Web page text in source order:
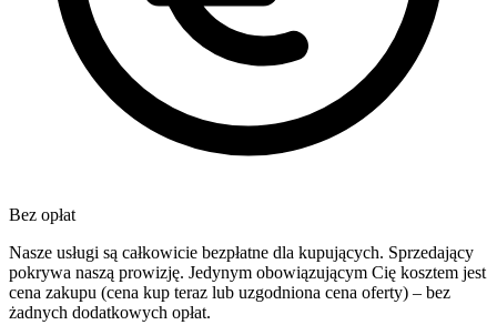
Bez opłat
Nasze usługi są całkowicie bezpłatne dla kupujących. Sprzedający
pokrywa naszą prowizję. Jedynym obowiązującym Cię kosztem jest
cena zakupu (cena kup teraz lub uzgodniona cena oferty) – bez
żadnych dodatkowych opłat.